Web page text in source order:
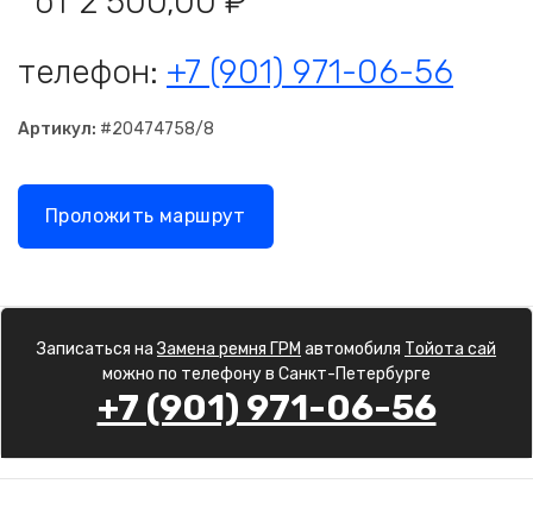
телефон: +7 (901) 971-06-56
Артикул: #20474758/8
Проложить маршрут
Записаться наЗамена ремня ГРМ автомобиля Тойота сай
можно по телефону в Санкт-Петербурге
+7 (901) 971-06-56